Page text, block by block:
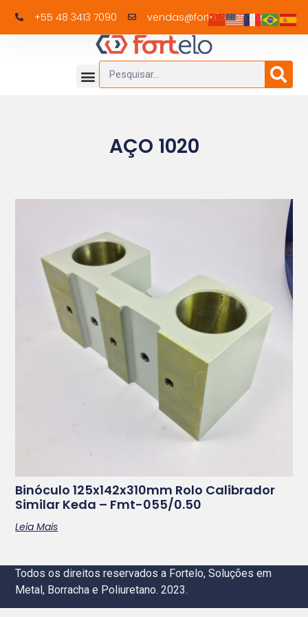
+55 48 3413 7090 vendas@fortelo.com.br
AÇO 1020
Binóculo 125x142x310mm Rolo Calibrador
Similar Keda – Fmt-055/0.50
Leia Mais
Todos os direitos reservados a Fortelo, Soluções em
Metal, Borracha e Poliuretano. 2023.